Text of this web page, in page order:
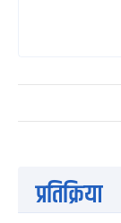
प्रतिक्रिया